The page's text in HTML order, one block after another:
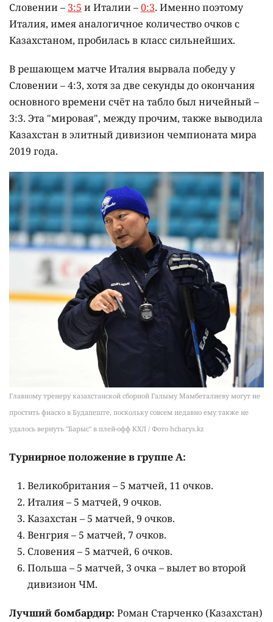
Словении – 3:5 и Италии –0:3. Именно поэтому
Италия, имея аналогичное количество очков с
Казахстаном, пробилась в класс сильнейших.
В решающем матче Италия вырвала победу у
Словении – 4:3, хотя за две секунды до окончания
основного времени счёт на табло был ничейный –
3:3. Эта "мировая", между прочим, также выводила
Казахстан в элитный дивизион чемпионата мира
2019 года.
Главному тренеру казахстанской сборной Галыму Мамбеталиеву могут не
простить фиаско в Будапеште, поскольку совсем недавно ему также не
удалось вернуть "Барыс" в плей-офф КХЛ / Фото hcbarys.kz
Турнирное положение в группе A:
Великобритания – 5 матчей, 11 очков.
Италия – 5 матчей, 9 очков.
Казахстан – 5 матчей, 9 очков.
Венгрия – 5 матчей, 7 очков.
Словения – 5 матчей, 6 очков.
Польша – 5 матчей, 3 очка – вылет во второй
дивизион ЧМ.
Лучший бомбардир: Роман Старченко (Казахстан)